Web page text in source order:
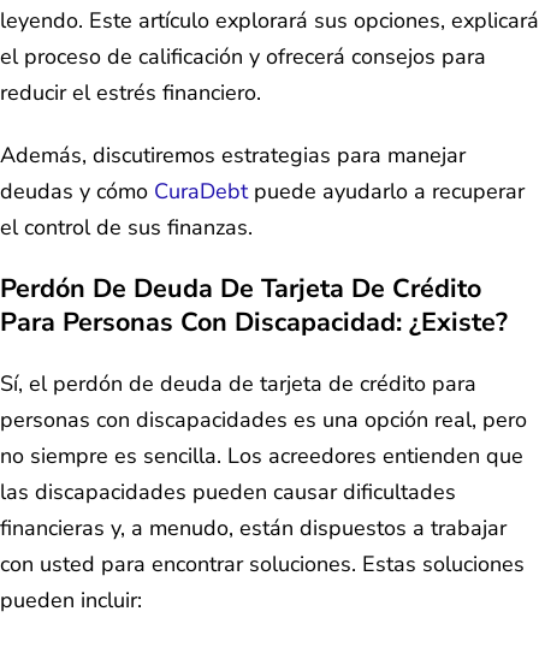
leyendo. Este artículo explorará sus opciones, explicará
el proceso de calificación y ofrecerá consejos para
reducir el estrés financiero.
Además, discutiremos estrategias para manejar
deudas y cómo CuraDebtpuede ayudarlo a recuperar
el control de sus finanzas.
Perdón De Deuda De Tarjeta De Crédito
Para Personas Con Discapacidad: ¿Existe?
Sí, el perdón de deuda de tarjeta de crédito para
personas con discapacidades es una opción real, pero
no siempre es sencilla. Los acreedores entienden que
las discapacidades pueden causar dificultades
financieras y, a menudo, están dispuestos a trabajar
con usted para encontrar soluciones. Estas soluciones
pueden incluir: